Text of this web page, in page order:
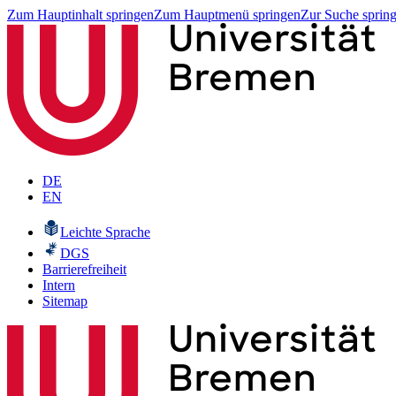
Zum Hauptinhalt springenZum Hauptmenü springenZur Suche
DE
EN
Leichte Sprache
DGS
Barrierefreiheit
Intern
Sitemap